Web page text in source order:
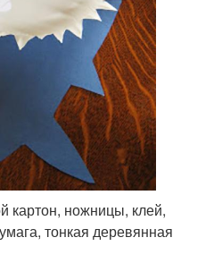
картон, ножницы, клей,
тонкая деревянная